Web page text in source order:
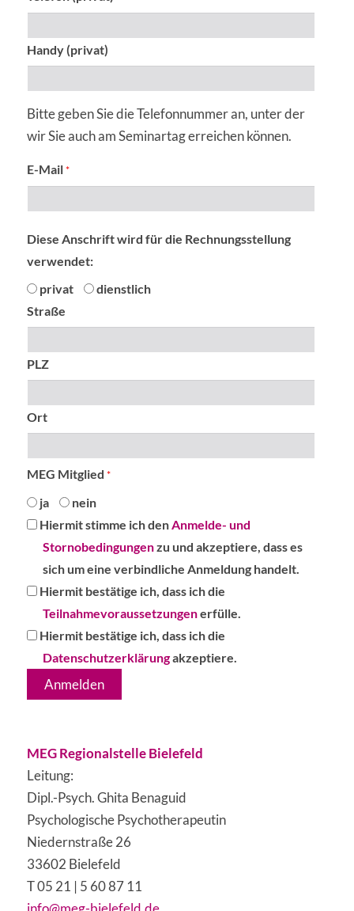
Handy (privat)
Bitte geben Sie die Telefonnummer an, unter der
wir Sie auch am Seminartag erreichen können.
E-Mail*
Diese Anschrift wird für die Rechnungsstellung
verwendet:
privat
dienstlich
Straße
PLZ
Ort
MEG Mitglied *
ja
nein
Hiermit
stimme
den
Anmelde-
und
Stornobedingungen
und
dass
es
sich
um
eine
verbindliche
Anmeldung
handelt
Hiermit stimme ich denAnmelde- und
Stornobedingungenzu und akzeptiere, dass es
sich um eine verbindliche Anmeldung handelt.
Hiermit
bestätige
ich,
dass
die
erfülle.
Hiermit bestätige ich, dass ich die
Teilnahmevoraussetzungenerfülle.
Hiermit
bestätige
dass
die
Datenschutzerklärung
akzeptiere.
Hiermit bestätige ich, dass ich die
Datenschutzerklärungakzeptiere.
MEG Regionalstelle Bielefeld
Leitung:
Dipl.-Psych. Ghita Benaguid
Psychologische Psychotherapeutin
Niedernstraße 26
33602 Bielefeld
T 05 21 | 5 60 87 11